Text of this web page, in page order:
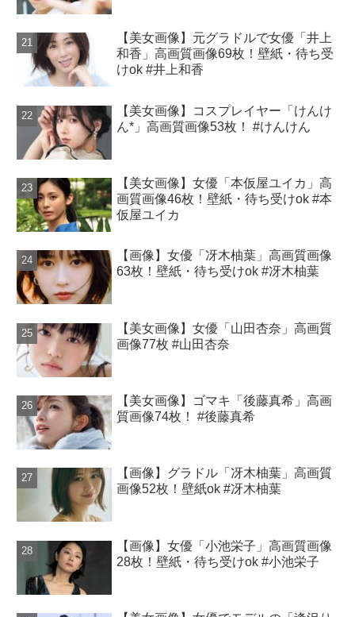
【美女画像】元グラドルで女優「井上
和香」高画質画像69枚！壁紙・待ち受
けok #井上和香
【美女画像】コスプレイヤー「けんけ
ん*」高画質画像53枚！ #けんけん
【美女画像】女優「本仮屋ユイカ」高
画質画像46枚！壁紙・待ち受けok #本
仮屋ユイカ
【画像】女優「冴木柚葉」高画質画像
63枚！壁紙・待ち受けok #冴木柚葉
【美女画像】女優「山田杏奈」高画質
画像77枚 #山田杏奈
【美女画像】ゴマキ「後藤真希」高画
質画像74枚！ #後藤真希
【画像】グラドル「冴木柚葉」高画質
画像52枚！壁紙ok #冴木柚葉
【画像】女優「小池栄子」高画質画像
28枚！壁紙・待ち受けok #小池栄子